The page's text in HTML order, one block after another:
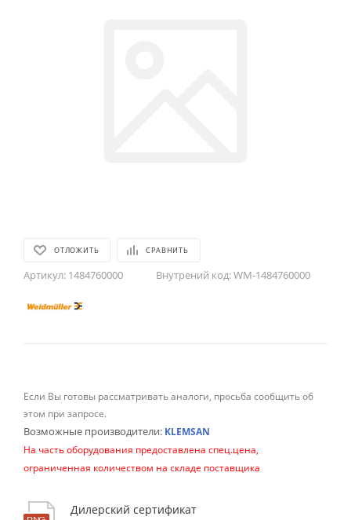
ОТЛОЖИТЬ СРАВНИТЬ
Артикул: 1484760000 Внутрений код:WM-1484760000
Если Вы готовы рассматривать аналоги, просьба сообщить об
этом при запросе.
Возможные производители: KLEMSAN
На часть оборудования предоставлена спец.цена,
ограниченная количеством на складе поставщика
Дилерский сертификат